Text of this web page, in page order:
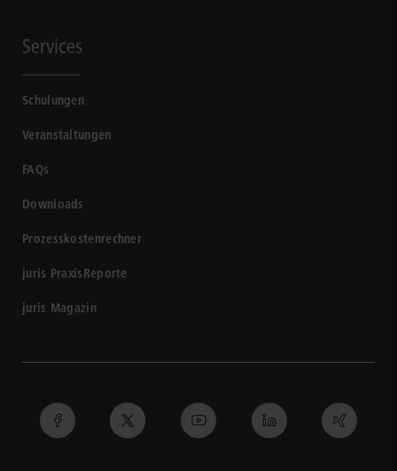
Services
Schulungen
Veranstaltungen
FAQs
Downloads
Prozesskostenrechner
juris PraxisReporte
juris Magazin